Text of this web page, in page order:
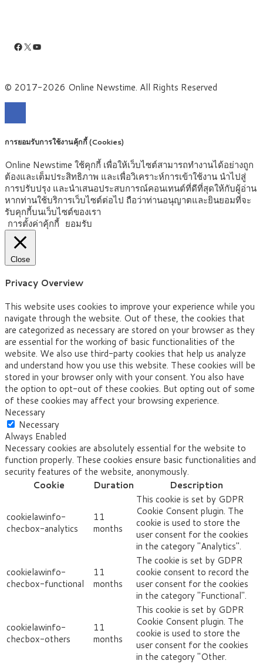
Facebook
X YouTube
© 2017-2026 Online Newstime. All Rights Reserved
การยอมรับการใช้งานคุ้กกี้ (Cookies)
Online Newstime ใช้คุกกี้ เพื่อให้เว็บไซต์สามารถทำงานได้อย่างถูก
ต้องและเต็มประสิทธิภาพ และเพื่อวิเคราะห์การเข้าใช้งาน นำไปสู่
การปรับปรุง และนำเสนอประสบการณ์คอนเทนต์ที่ดีที่สุดให้กับผู้อ่าน
หากท่านใช้บริการเว็บไซต์ต่อไป ถือว่าท่านอนุญาตและยินยอมที่จะ
รับคุกกี้บนเว็บไซต์ของเรา
การตั้งค่าคุ้กกี้ ยอมรับ
Close
Privacy Overview
This website uses cookies to improve your experience while you
navigate through the website. Out of these, the cookies that
are categorized as necessary are stored on your browser as they
are essential for the working of basic functionalities of the
website. We also use third-party cookies that help us analyze
and understand how you use this website. These cookies will be
stored in your browser only with your consent. You also have
the option to opt-out of these cookies. But opting out of some
of these cookies may affect your browsing experience.
Necessary
Necessary
Always Enabled
Necessary cookies are absolutely essential for the website to
function properly. These cookies ensure basic functionalities and
security features of the website, anonymously.
Cookie
Duration Description
cookielawinfo-
checbox-analytics
11
months
This cookie is set by GDPR
Cookie Consent plugin. The
cookie is used to store the
user consent for the cookies
in the category "Analytics".
cookielawinfo-
checbox-functional
11
months
The cookie is set by GDPR
cookie consent to record the
user consent for the cookies
in the category "Functional".
cookielawinfo-
checbox-others
11
months
This cookie is set by GDPR
Cookie Consent plugin. The
cookie is used to store the
user consent for the cookies
in the category "Other.